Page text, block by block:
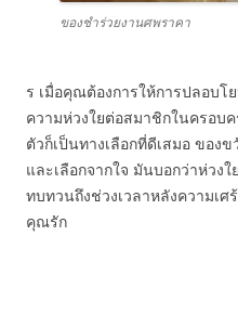
ของชำร่วยงานศพราคา
ร เมื่อคุณต้องการให้การปลอบ
ความห่วงใยต่อสมาชิกในครอบค
ตัวก็เป็นทางเลือกที่ดีเสมอ ขอ
และเลือกจากใจ มันบอกว่าห่วง
ทบทวนถึงช่วงเวลาหลังความเ
คุณรัก